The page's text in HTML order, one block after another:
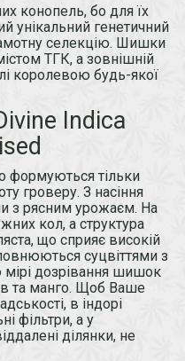
конопель, бо для їх
унікальний генетичний
селекцію. Шишки
ТГК, а зовнішній
королевою будь-якої
Indica
формуються тільки
гроверу. З насіння
з рясним урожаєм. На
кол, а структура
що сприяє високій
суцвіттями з
мірі дозрівання шишок
та манго. Щоб Ваше
в індорі
фільтри, а у
ділянки, не